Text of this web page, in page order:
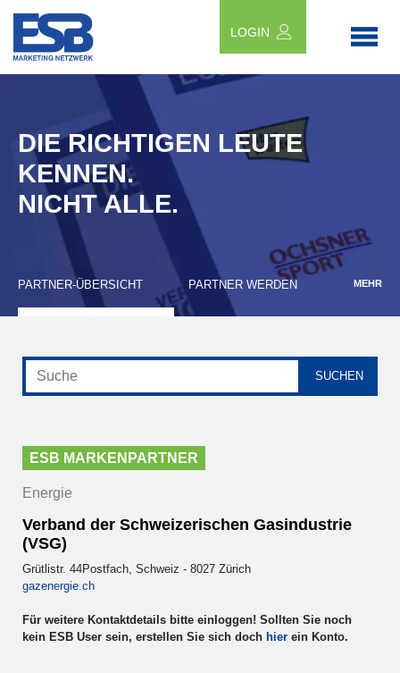
LOGIN
DIE RICHTIGEN LEUTE
KENNEN.
NICHT ALLE.
PARTNER-ÜBERSICHT PARTNER WERDEN MEHR
ESB MARKENPARTNER
Energie
Verband der Schweizerischen Gasindustrie
(VSG)
Grütlistr. 44Postfach, Schweiz - 8027 Zürich
gazenergie.ch
Für weitere Kontaktdetails bitte einloggen! Sollten Sie noch
kein ESB User sein, erstellen Sie sich doch hier ein Konto.